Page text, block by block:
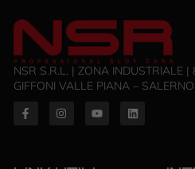
NSR S.R.L. | ZONA INDUSTRIALE |
GIFFONI VALLE PIANA –